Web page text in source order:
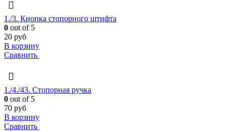
1./3. Кнопка стопорного штифта
0 out of 5
20 руб
В корзину
Сравнить
1./4./43. Стопорная ручка
0 out of 5
70 руб
В корзину
Сравнить